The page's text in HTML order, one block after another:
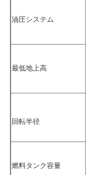
油圧システム
最低地上高
回転半径
燃料タンク容量